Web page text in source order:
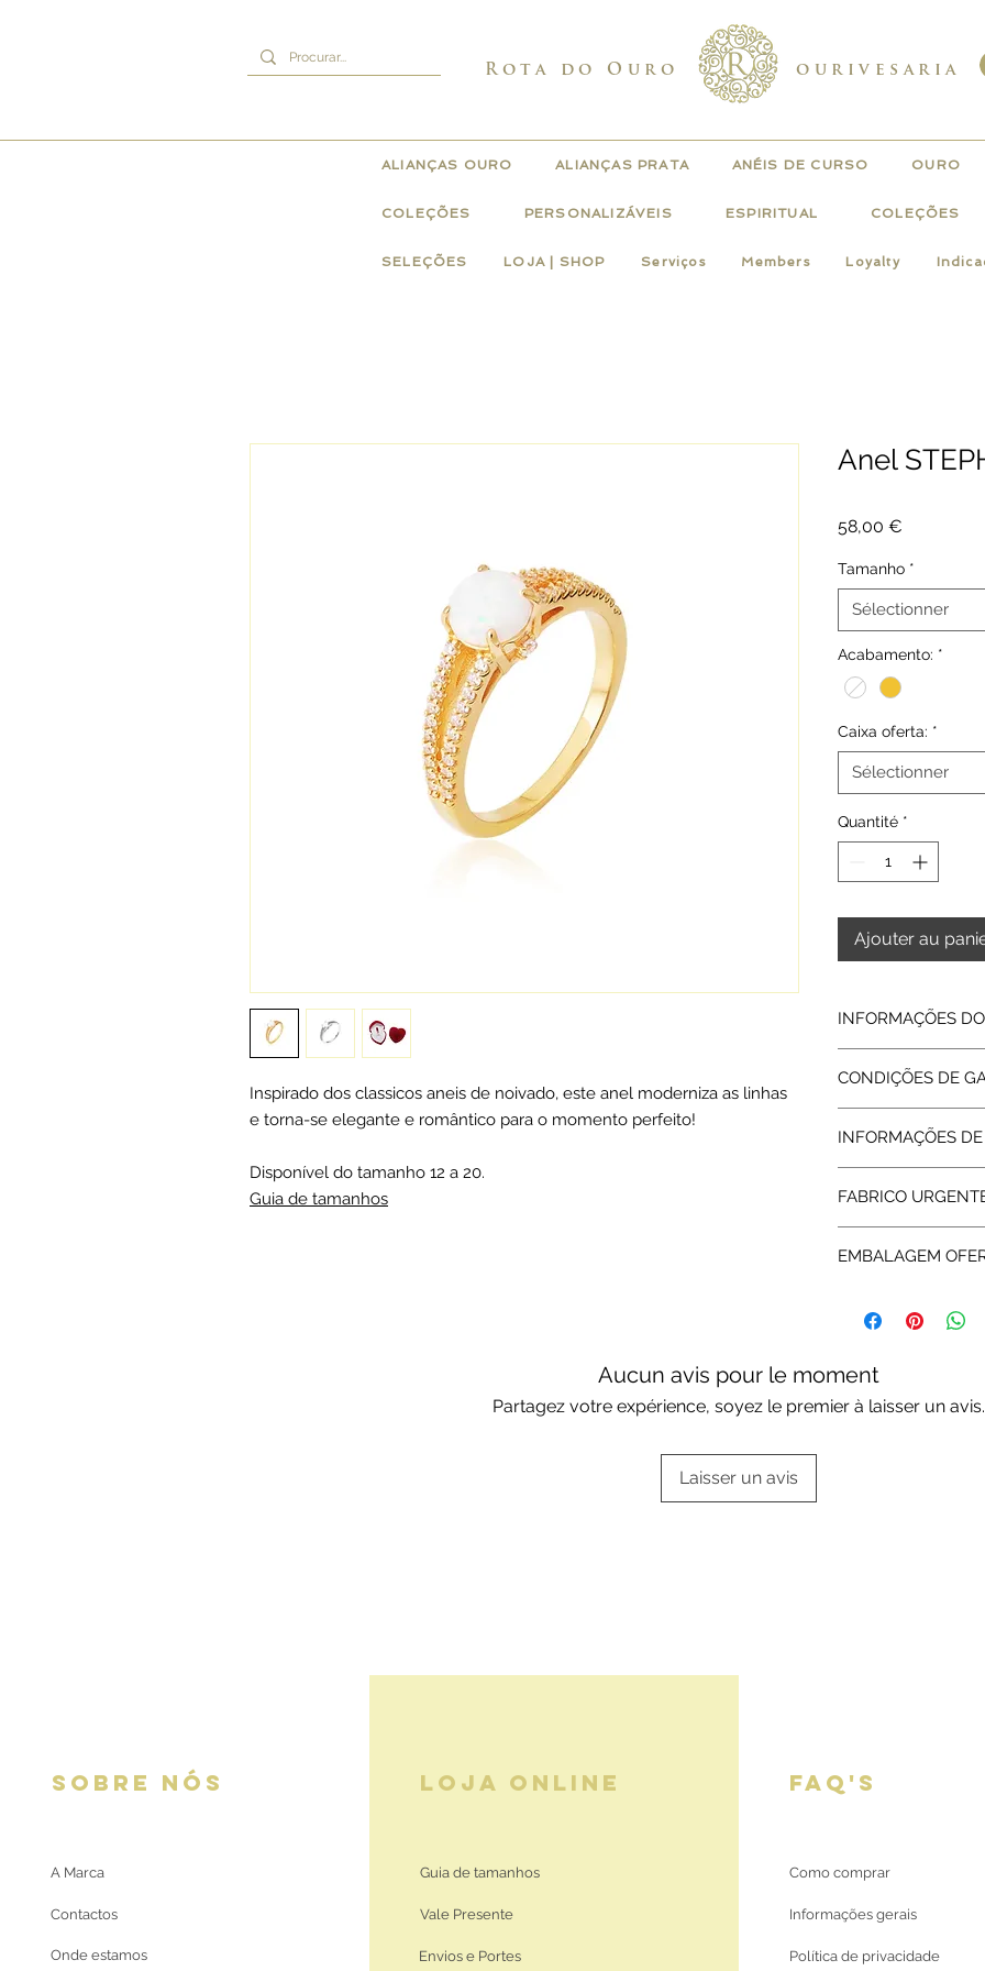
Rota do Ouro ourivesaria
ALIANÇAS OURO ALIANÇAS PRATA ANÉIS DE CURSO OURO
COLEÇÕES PERSONALIZÁVEIS ESPIRITUAL COLEÇÕES
SELEÇÕES LOJA | SHOP Serviços Members Loyalty
Inspirado dos classicos aneis de noivado, este anel moderniza as linhas
e torna-se elegante e romântico para o momento perfeito!
Disponível do tamanho 12 a 20.
Guia de tamanhos
Anel
58,00 €
Tamanho *
Sélectionner
Acabamento: *
Caixa oferta: *
Sélectionner
Quantité *
Ajouter au
INFORMAÇÕES
Ródio | Dourado
DImensões: 0.7 x
48 Zircónias | 1
Peso: 2.7 Grs
CONDIÇÕES DE
abrangidos pela
assegurada pelas
da garantia a Rota
INFORMAÇÕES
FABRICO
Disponível no
EMBALAGEM
Escolha a sua
Aucun avis pour le moment
Partagez votre expérience, soyez le premier à laisser un avis.
Laisser un avis
SOBRE NÓS
A Marca
Contactos
Onde estamos
LOJA ONLINE
Guia de tamanhos
Vale Presente
Envios e Portes
FAQ'S
Como comprar
Informações gerais
Política de privacidade